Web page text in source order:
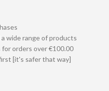
wide range of products
orders over €100.00
[it's safer that way]